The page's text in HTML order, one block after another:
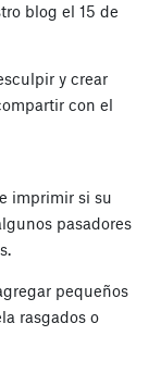
blog el 15 de
y crear
con el
imprimir si su
pasadores
pequeños
rasgados o